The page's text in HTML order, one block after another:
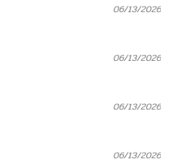
06/13/2026
06/13/2026
06/13/2026
06/13/2026